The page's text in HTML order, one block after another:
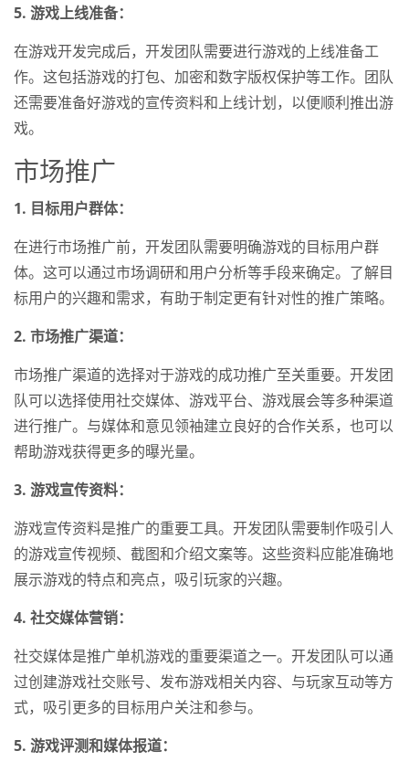
5. 游戏上线准备：
在游戏开发完成后，开发团队需要进行游戏的上线准备工
作。这包括游戏的打包、加密和数字版权保护等工作。团队
还需要准备好游戏的宣传资料和上线计划，以便顺利推出游
戏。
市场推广
1. 目标用户群体：
在进行市场推广前，开发团队需要明确游戏的目标用户群
体。这可以通过市场调研和用户分析等手段来确定。了解目
标用户的兴趣和需求，有助于制定更有针对性的推广策略。
2. 市场推广渠道：
市场推广渠道的选择对于游戏的成功推广至关重要。开发团
队可以选择使用社交媒体、游戏平台、游戏展会等多种渠道
进行推广。与媒体和意见领袖建立良好的合作关系，也可以
帮助游戏获得更多的曝光量。
3. 游戏宣传资料：
游戏宣传资料是推广的重要工具。开发团队需要制作吸引人
的游戏宣传视频、截图和介绍文案等。这些资料应能准确地
展示游戏的特点和亮点，吸引玩家的兴趣。
4. 社交媒体营销：
社交媒体是推广单机游戏的重要渠道之一。开发团队可以通
过创建游戏社交账号、发布游戏相关内容、与玩家互动等方
式，吸引更多的目标用户关注和参与。
5. 游戏评测和媒体报道：